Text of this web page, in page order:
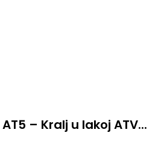
– Kralj u lakoj ATV...